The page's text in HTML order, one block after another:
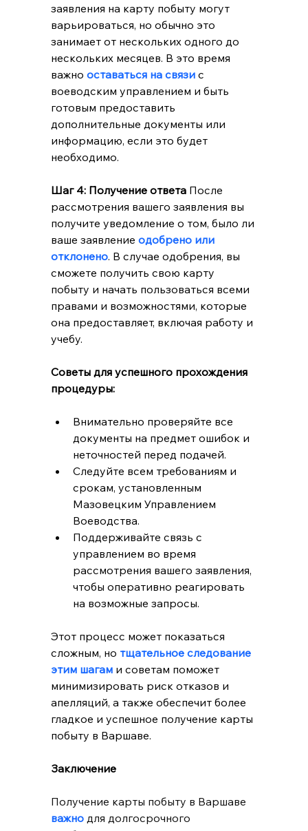
заявления на карту побыту могут
варьироваться, но обычно это
занимает от нескольких одного до
нескольких месяцев. В это время
важно оставаться на связи с
воеводским управлением и быть
готовым предоставить
дополнительные документы или
информацию, если это будет
необходимо.
Шаг 4: Получение ответа После
рассмотрения вашего заявления вы
получите уведомление о том, было ли
ваше заявление одобрено или
отклонено. В случае одобрения, вы
сможете получить свою карту
побыту и начать пользоваться всеми
правами и возможностями, которые
она предоставляет, включая работу и
учебу.
Советы для успешного прохождения
процедуры:
Внимательно проверяйте все
документы на предмет ошибок и
неточностей перед подачей.
Следуйте всем требованиям и
срокам, установленным
Мазовецким Управлением
Воеводства.
Поддерживайте связь с
управлением во время
рассмотрения вашего заявления,
чтобы оперативно реагировать
на возможные запросы.
Этот процесс может показаться
сложным, но тщательное следование
этим шагам и советам поможет
минимизировать риск отказов и
апелляций, а также обеспечит более
гладкое и успешное получение карты
побыту в Варшаве.
Заключение
Получение карты побыту в Варшаве
важно для долгосрочного